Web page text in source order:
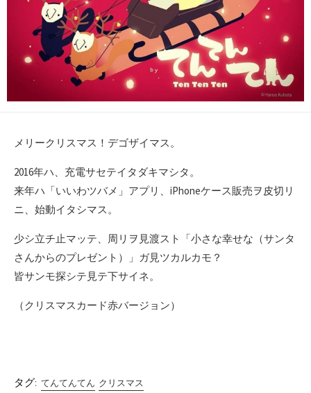
メリークリスマス！デゴザイマス。
2016年ハ、充電サセテイタダキマシタ。
来年ハ「いいわツバメ」アプリ、iPhoneケース販売ヲ皮切リ
ニ、始動イタシマス。
少シ立チ止マッテ、周リヲ見渡スト「小さな幸せな（サンタ
さんからのプレゼント）」ガ見ツカルカモ？
皆サンモ探シテ見テ下サイネ。
（クリスマスカード赤バージョン）
タグ: てんてんてん クリスマス